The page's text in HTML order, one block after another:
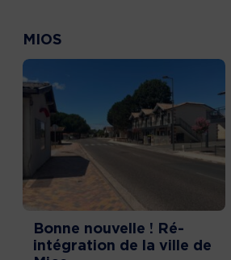
MIOS
Bonne nouvelle ! Ré-
intégration de la ville de